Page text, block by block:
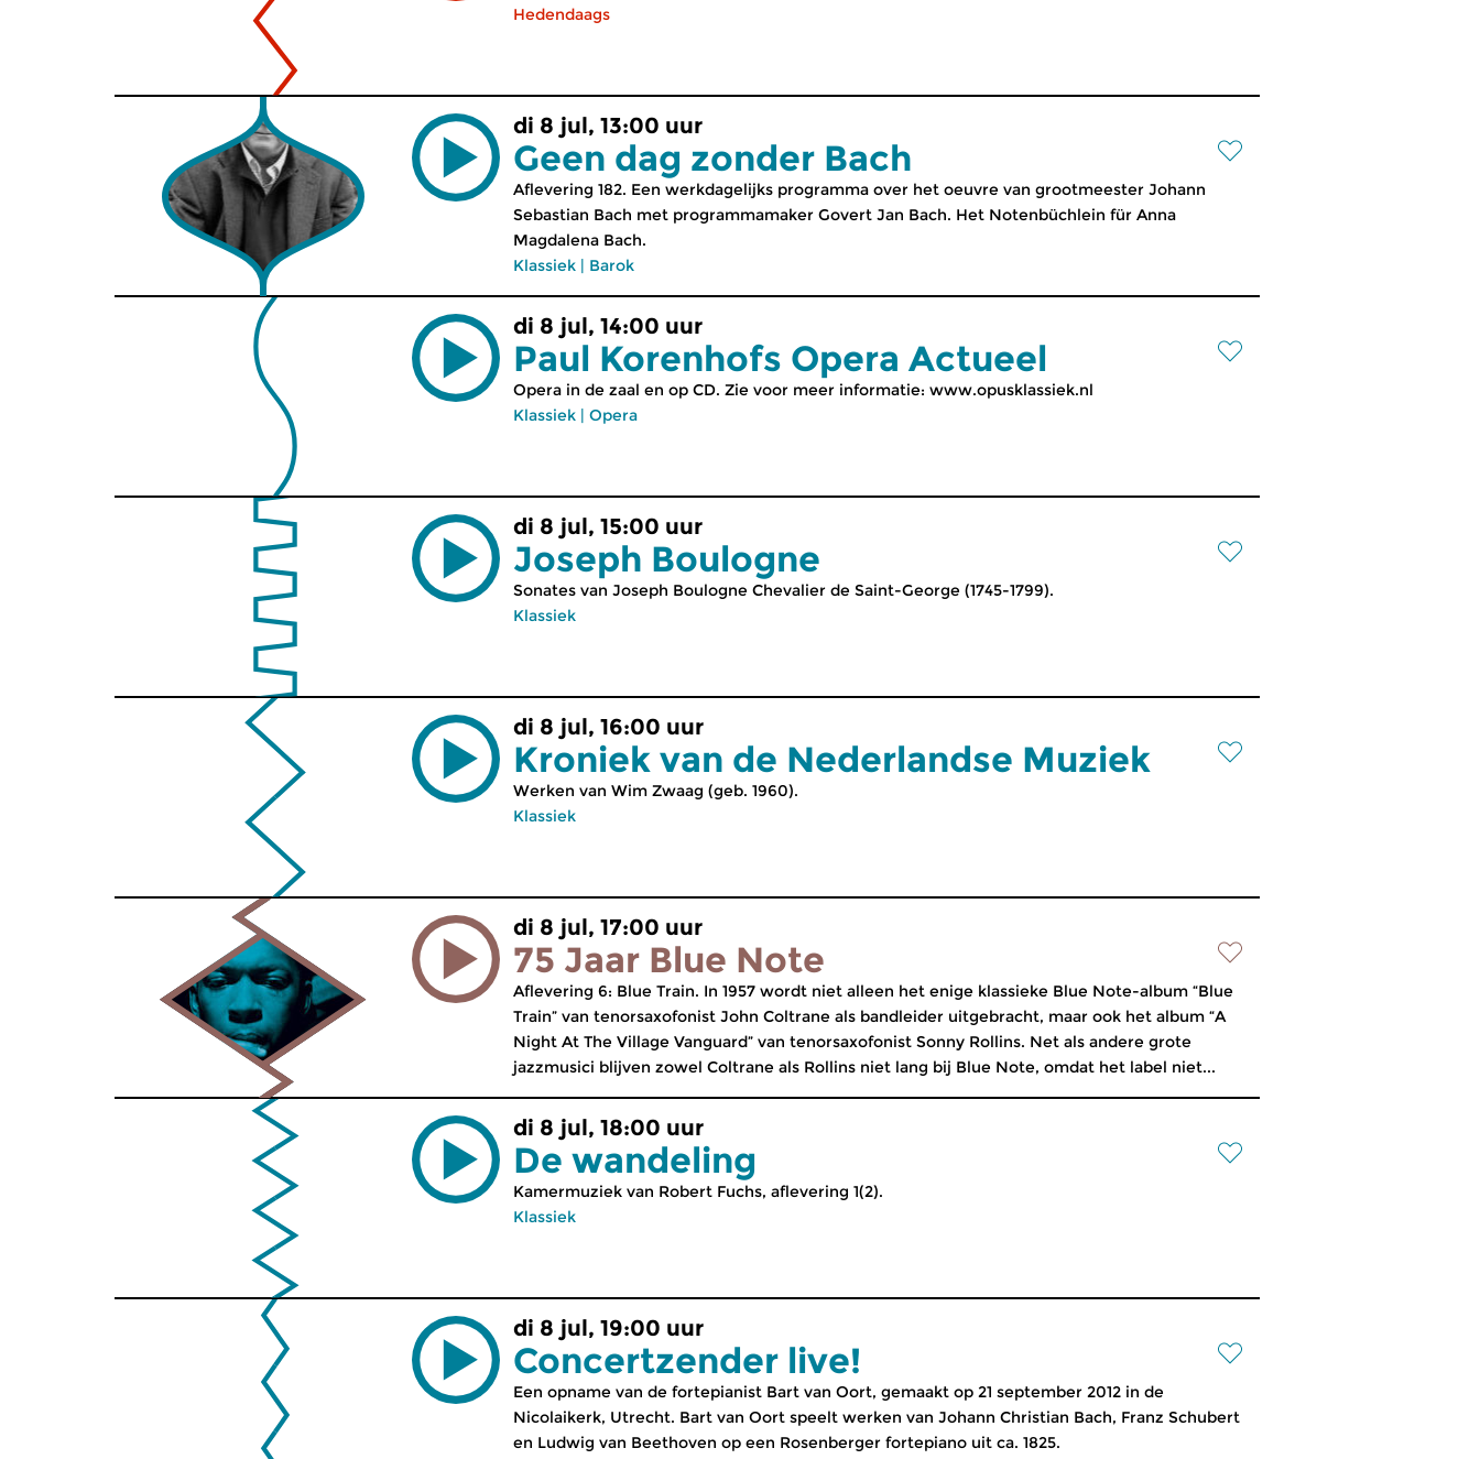
Hedendaags
di 8 jul, 13:00 uur
Geen dag zonder Bach
Aflevering 182. Een werkdagelijks programma over het oeuvre van grootmeester Johann
Sebastian Bach met programmamaker Govert Jan Bach. Het Notenbüchlein für Anna
Magdalena Bach.
Klassiek | Barok
di 8 jul, 14:00 uur
Paul Korenhofs Opera Actueel
Opera in de zaal en op CD. Zie voor meer informatie: www.opusklassiek.nl
Klassiek | Opera
di 8 jul, 15:00 uur
Joseph Boulogne
Sonates van Joseph Boulogne Chevalier de Saint-George (1745-1799).
Klassiek
di 8 jul, 16:00 uur
Kroniek van de Nederlandse Muziek
Werken van Wim Zwaag (geb. 1960).
Klassiek
di 8 jul, 17:00 uur
75 Jaar Blue Note
Aflevering 6: Blue Train. In 1957 wordt niet alleen het enige klassieke Blue Note-album “Blue
Train” van tenorsaxofonist John Coltrane als bandleider uitgebracht, maar ook het album “A
Night At The Village Vanguard” van tenorsaxofonist Sonny Rollins. Net als andere grote
jazzmusici blijven zowel Coltrane als Rollins niet lang bij Blue Note, omdat het label niet...
di 8 jul, 18:00 uur
De wandeling
Kamermuziek van Robert Fuchs, aflevering 1(2).
Klassiek
di 8 jul, 19:00 uur
Concertzender live!
Een opname van de fortepianist Bart van Oort, gemaakt op 21 september 2012 in de
Nicolaikerk, Utrecht. Bart van Oort speelt werken van Johann Christian Bach, Franz Schubert
en Ludwig van Beethoven op een Rosenberger fortepiano uit ca. 1825.